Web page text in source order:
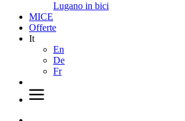
Lugano in bici
MICE
Offerte
It
En
De
Fr